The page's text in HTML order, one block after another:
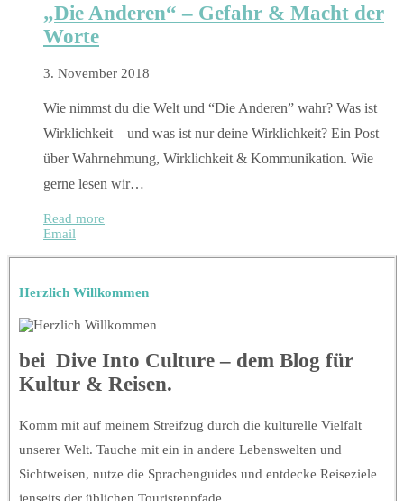
„Die Anderen“ – Gefahr & Macht der
Worte
3. November 2018
Wie nimmst du die Welt und “Die Anderen” wahr? Was ist
Wirklichkeit – und was ist nur deine Wirklichkeit? Ein Post
über Wahrnehmung, Wirklichkeit & Kommunikation. Wie
gerne lesen wir…
Read more
Email
Herzlich Willkommen
bei Dive Into Culture – dem Blog für
Kultur & Reisen.
Komm mit auf meinem Streifzug durch die kulturelle Vielfalt
unserer Welt. Tauche mit ein in andere Lebenswelten und
Sichtweisen, nutze die Sprachenguides und entdecke Reiseziele